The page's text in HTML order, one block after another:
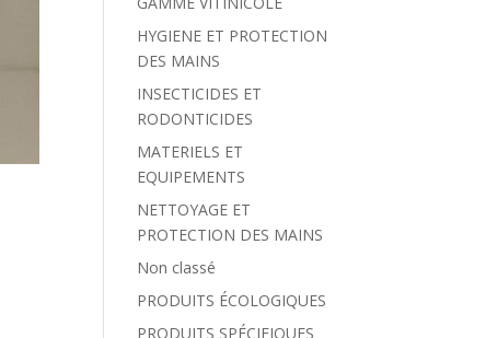
HYGIENE ET PROTECTION
DES MAINS
INSECTICIDES ET
RODONTICIDES
MATERIELS ET
EQUIPEMENTS
NETTOYAGE ET
PROTECTION DES MAINS
Non classé
PRODUITS ÉCOLOGIQUES
PRODUITS SPÉCIFIQUES